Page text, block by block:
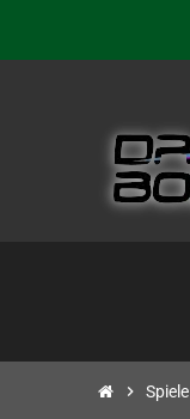
chevron_right Spiele